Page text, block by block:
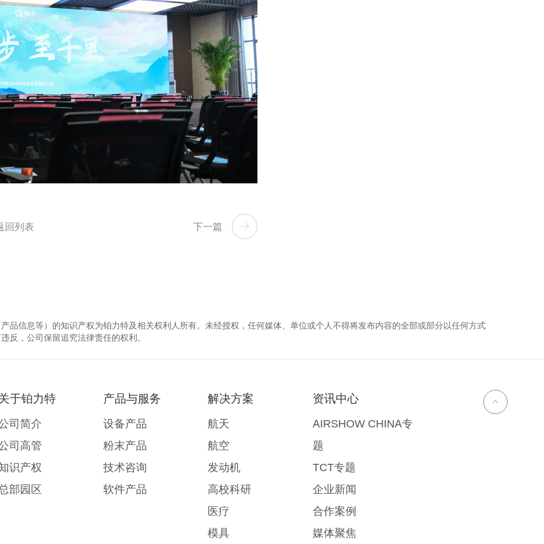
回列表 下一篇
品信息等）的知识产权为铂力特及相关权利人所有。未经授权，任何媒体、单位或个人不得将发布内容的全部或部分以任何方式
反，公司保留追究法律责任的权利。
于铂力特
司简介
司高管
识产权
部园区
产品与服务
设备产品
粉末产品
技术咨询
软件产品
解决方案
航天
航空
发动机
高校科研
医疗
模具
资讯中心
AIRSHOW CHINA专
题
TCT专题
企业新闻
合作案例
媒体聚焦